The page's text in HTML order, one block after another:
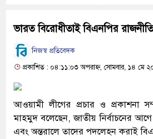
ভারত বিরোধীতাই বিএনপির রাজনীতি
নিজস্ব প্রতিবেদক
প্রকাশিত : ০৪:১১:০৩ অপরাহ্ন, সোমবার, ১৪ মে
আওয়ামী লীগের প্রচার ও প্রকাশনা
মাহমুদ বলেছেন, জাতীয় নির্বাচনের
এবং অন্তরালে তাদের পদলেহন করাই